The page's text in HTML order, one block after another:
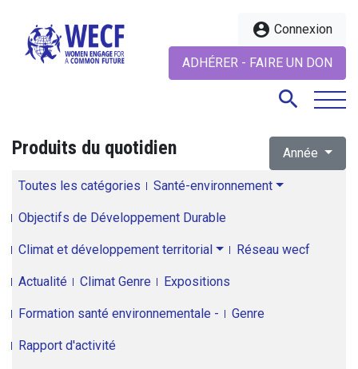
account_circle Connexion
ADHÉRER - FAIRE UN DON
search
Produits du quotidien Année
Toutes les catégories Santé-environnement
Objectifs de Développement Durable
Climat et développement territorial Réseau wecf
Actualité Climat Genre Expositions
Formation santé environnementale - Genre
Rapport d'activité